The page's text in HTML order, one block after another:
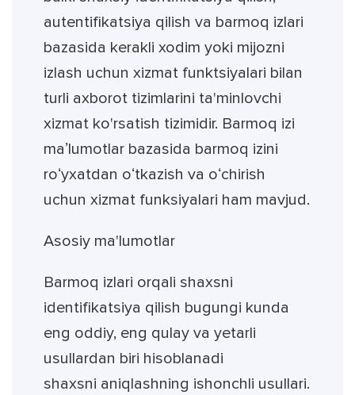
autentifikatsiya qilish va barmoq izlari
bazasida kerakli xodim yoki mijozni
izlash uchun xizmat funktsiyalari bilan
turli axborot tizimlarini ta'minlovchi
xizmat ko'rsatish tizimidir. Barmoq izi
maʼlumotlar bazasida barmoq izini
roʻyxatdan oʻtkazish va oʻchirish
uchun xizmat funksiyalari ham mavjud.
Asosiy ma'lumotlar
Barmoq izlari orqali shaxsni
identifikatsiya qilish bugungi kunda
eng oddiy, eng qulay va yetarli
usullardan biri hisoblanadi
shaxsni aniqlashning ishonchli usullari.